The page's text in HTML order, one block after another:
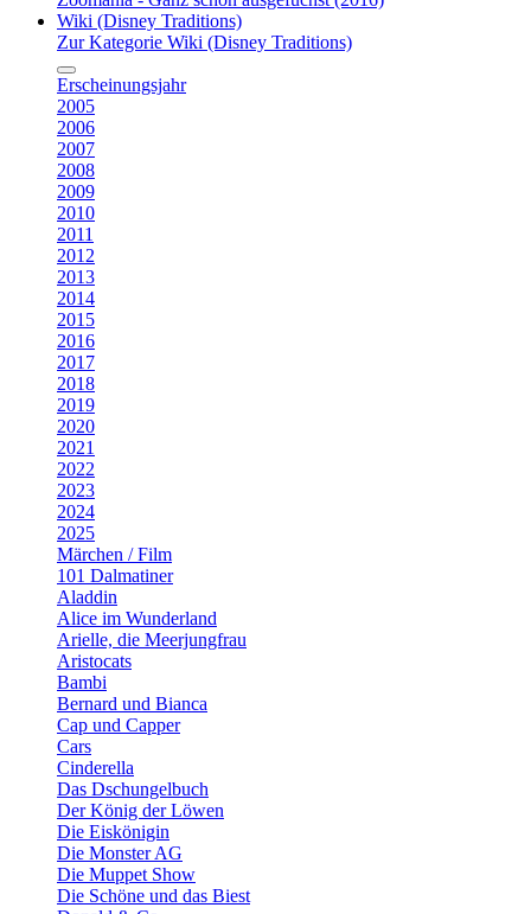
Wiki (Disney Traditions)
Zur Kategorie Wiki (Disney Traditions)
Erscheinungsjahr
2005
2006
2007
2008
2009
2010
2011
2012
2013
2014
2015
2016
2017
2018
2019
2020
2021
2022
2023
2024
2025
Märchen / Film
101 Dalmatiner
Aladdin
Alice im Wunderland
Arielle, die Meerjungfrau
Aristocats
Bambi
Bernard und Bianca
Cap und Capper
Cars
Cinderella
Das Dschungelbuch
Der König der Löwen
Die Eiskönigin
Die Monster AG
Die Muppet Show
Die Schöne und das Biest